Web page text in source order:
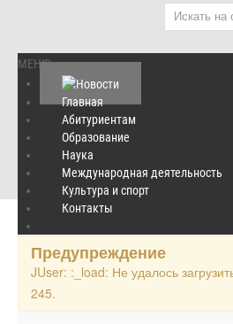
МЕНЮ
Главная
Абитуриентам
Образование
Наука
Международная деятельность
Культура и спорт
Контакты
Главная / Поздравления
8 февраля 2016 года - 115 лет со дня
(1901 - 1983)
Предупреждение
JUser: :_load: Не удалось
245.